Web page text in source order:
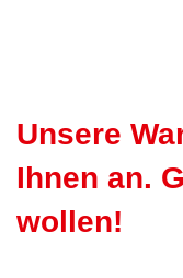
Unsere
Ihnen an.
wollen!